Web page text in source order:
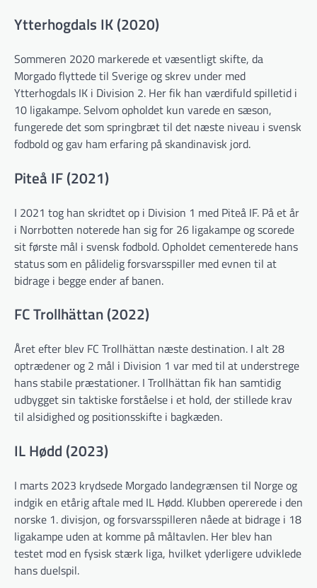
Ytterhogdals IK (2020)
Sommeren 2020 markerede et væsentligt skifte, da
Morgado flyttede til Sverige og skrev under med
Ytterhogdals IK i Division 2. Her fik han værdifuld spilletid i
10 ligakampe. Selvom opholdet kun varede en sæson,
fungerede det som springbræt til det næste niveau i svensk
fodbold og gav ham erfaring på skandinavisk jord.
Piteå IF (2021)
I 2021 tog han skridtet op i Division 1 med Piteå IF. På et år
i Norrbotten noterede han sig for 26 ligakampe og scorede
sit første mål i svensk fodbold. Opholdet cementerede hans
status som en pålidelig forsvarsspiller med evnen til at
bidrage i begge ender af banen.
FC Trollhättan (2022)
Året efter blev FC Trollhättan næste destination. I alt 28
optrædener og 2 mål i Division 1 var med til at understrege
hans stabile præstationer. I Trollhättan fik han samtidig
udbygget sin taktiske forståelse i et hold, der stillede krav
til alsidighed og positionsskifte i bagkæden.
IL Hødd (2023)
I marts 2023 krydsede Morgado landegrænsen til Norge og
indgik en etårig aftale med IL Hødd. Klubben opererede i den
norske 1. divisjon, og forsvarsspilleren nåede at bidrage i 18
ligakampe uden at komme på måltavlen. Her blev han
testet mod en fysisk stærk liga, hvilket yderligere udviklede
hans duelspil.